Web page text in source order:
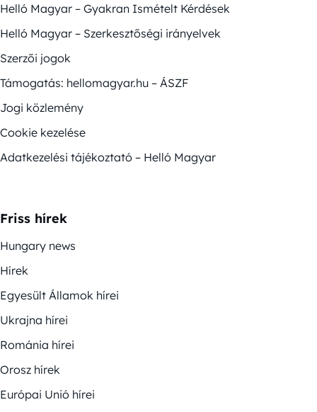
Helló Magyar – Gyakran Ismételt Kérdések
Helló Magyar – Szerkesztőségi irányelvek
Szerzői jogok
Támogatás: hellomagyar.hu – ÁSZF
Jogi közlemény
Cookie kezelése
Adatkezelési tájékoztató – Helló Magyar
Friss hírek
Hungary news
Hírek
Egyesült Államok hírei
Ukrajna hírei
Románia hírei
Orosz hírek
Európai Unió hírei